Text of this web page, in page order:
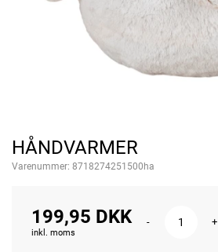
HÅNDVARMER
Varenummer: 8718274251500ha
199,95 DKK
inkl. moms
- +